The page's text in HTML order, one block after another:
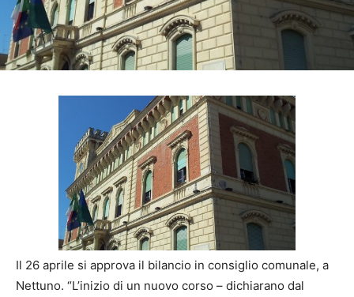
Il 26 aprile si approva il bilancio in consiglio comunale, a
Nettuno. “L’inizio di un nuovo corso – dichiarano dal